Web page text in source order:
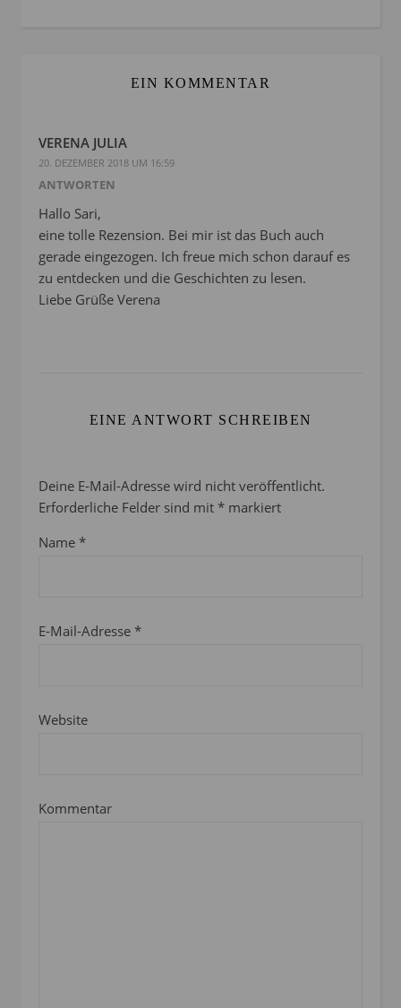
EIN KOMMENTAR
VERENA JULIA
20. DEZEMBER 2018 UM 16:59
ANTWORTEN
Hallo Sari,
eine tolle Rezension. Bei mir ist das Buch auch
gerade eingezogen. Ich freue mich schon darauf es
zu entdecken und die Geschichten zu lesen.
Liebe Grüße Verena
EINE ANTWORT SCHREIBEN
Deine E-Mail-Adresse wird nicht veröffentlicht.
Erforderliche Felder sind mit * markiert
Name *
E-Mail-Adresse *
Website
Kommentar